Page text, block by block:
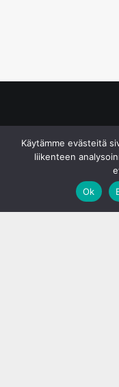
Käytämme evästeitä
liikenteen
Ok